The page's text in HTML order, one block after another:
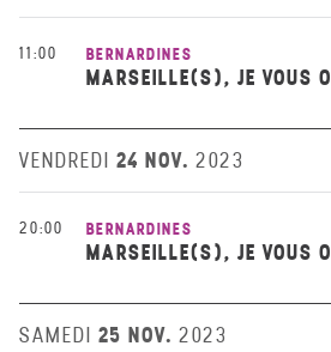
11:00 BERNARDINES
MARSEILLE(S), JE VOUS
VENDREDI 24 NOV. 2023
20:00 BERNARDINES
MARSEILLE(S), JE VOUS
SAMEDI 25 NOV. 2023